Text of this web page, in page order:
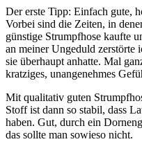
Der erste Tipp: Einfach gute,
Vorbei sind die Zeiten, in
günstige Strumpfhose kaufte
an meiner Ungeduld zerstörte
sie überhaupt anhatte. Mal
kratziges, unangenehmes
Mit qualitativ guten
Stoff ist dann so stabil, dass
haben. Gut, durch ein
das sollte man sowieso nicht.